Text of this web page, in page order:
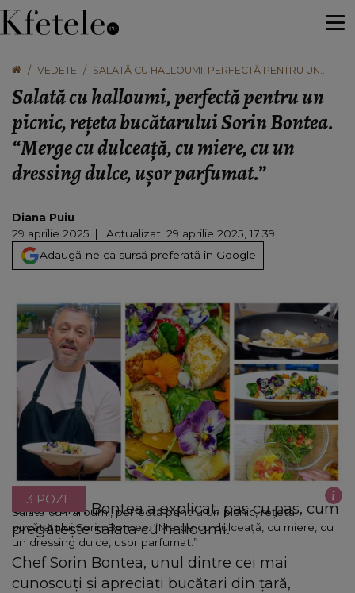
VEDETE
SALATĂ CU HALLOUMI, PERFECTĂ PENTRU UN
“MERGE CU DULCEAȚĂ, CU MIERE, CU UN
DRESSING DULCE, UȘOR PARFUMAT.”
Salată cu halloumi, perfectă pentru un
picnic, rețeta bucătarului Sorin Bontea.
“Merge cu dulceață, cu miere, cu un
dressing dulce, ușor parfumat.”
Diana Puiu
29 aprilie 2025
Actualizat: 29 aprilie 2025, 17:39
Adaugă-ne ca sursă preferată în Google
Salată cu halloumi, perfectă pentru un picnic, rețeta
bucătarului Sorin Bontea. “Merge cu dulceață, cu miere, cu
un dressing dulce, ușor parfumat.”
3 POZE
Chef Sorin Bontea a explicat, pas cu pas, cum
pregătește salata cu halloumi.
Chef Sorin Bontea, unul dintre cei mai
cunoscuți și apreciați bucătari din țară,